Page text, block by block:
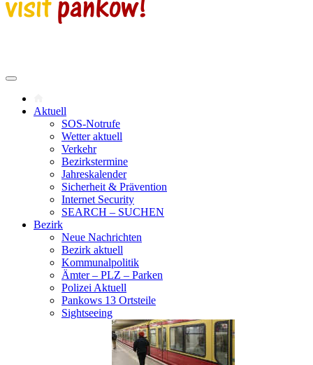
Aktuell
SOS-Notrufe
Wetter aktuell
Verkehr
Bezirkstermine
Jahreskalender
Sicherheit & Prävention
Internet Security
SEARCH – SUCHEN
Bezirk
Neue Nachrichten
Bezirk aktuell
Kommunalpolitik
Ämter – PLZ – Parken
Polizei Aktuell
Pankows 13 Ortsteile
Sightseeing